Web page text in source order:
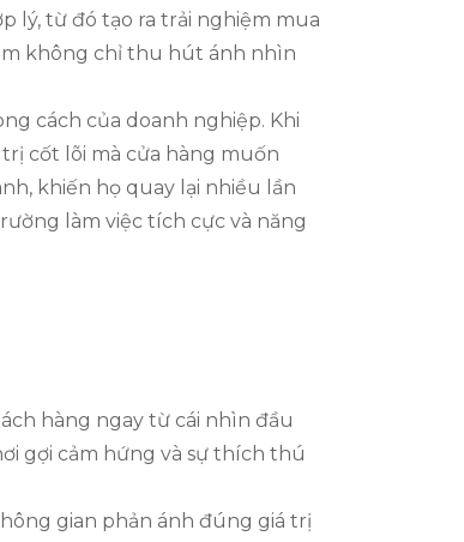
lý, từ đó tạo ra trải nghiệm mua
không chỉ thu hút ánh nhìn
cách của doanh nghiệp. Khi
cốt lõi mà cửa hàng muốn
khiến họ quay lại nhiều lần
làm việc tích cực và năng
hàng ngay từ cái nhìn đầu
gợi cảm hứng và sự thích thú
gian phản ánh đúng giá trị